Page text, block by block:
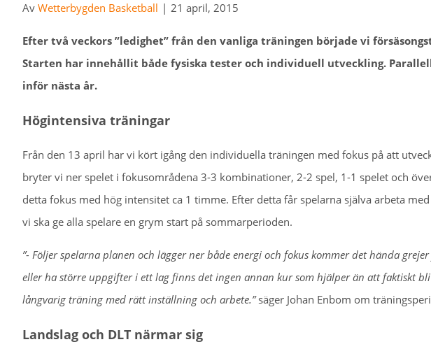
Av Wetterbygden Basketball | 21 april, 2015
Efter två veckors ”ledighet” från den vanliga träningen började vi
Starten har innehållit både fysiska tester och individuell utveckling.
inför nästa år.
Högintensiva träningar
Från den 13 april har vi kört igång den individuella träningen med fokus på att
bryter vi ner spelet i fokusområdena 3-3 kombinationer, 2-2 spel, 1-1 spelet och
detta fokus med hög intensitet ca 1 timme. Efter detta får spelarna själva arbeta
vi ska ge alla spelare en grym start på sommarperioden.
”- Följer spelarna planen och lägger ner både energi och fokus kommer det hända
eller ha större uppgifter i ett lag finns det ingen annan kur som hjälper än att faktiskt
långvarig träning med rätt inställning och arbete.”säger Johan Enbom om
Landslag och DLT närmar sig